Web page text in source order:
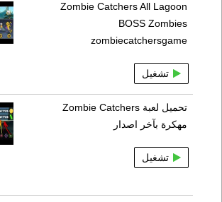
Zombie Catchers All Lagoon
BOSS Zombies
zombiecatchersgame
تشغيل
تحميل لعبة Zombie Catchers
مهكرة بآخر اصدار
تشغيل